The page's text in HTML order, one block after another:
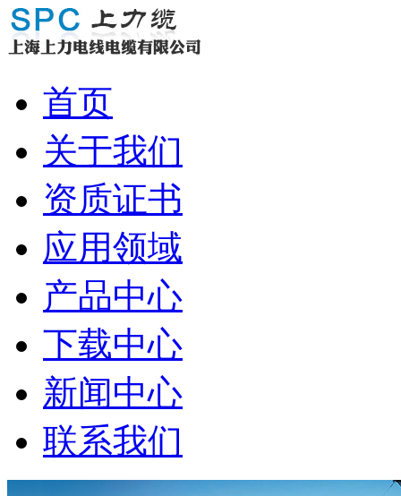
首页
关于我们
资质证书
应用领域
产品中心
下载中心
新闻中心
联系我们